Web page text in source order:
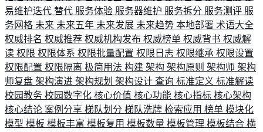
易维护迭代 替代 服务体验 服务器维护 服务拆分 服务测评 服
务网格 未来 未来五年 未来发展 未来趋势 本地部署 术语大全
权威排名 权威推荐 权威机构发布 权威榜单 权威背书 权威解
读 权限 权限体系 权限批量配置 权限日志 权限继承 权限设置
权限配置 权限隔离 极简用法 构建 架构 架构原则 架构师 架构
师复盘 架构演进 架构规划 架构设计 查询 标准定义 标准解读
校园教务 校园数字化 核心价值 核心功能 核心指标 核心架构
核心结论 案例分享 梯队划分 梯队洗牌 检索应用 榜单 模块化
模型 模板 模板丰富 模板复用 模板数量 模板管理 模板结合 横